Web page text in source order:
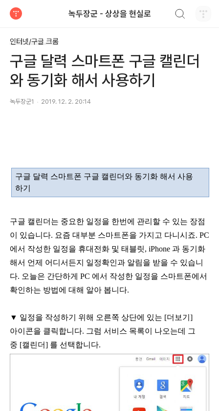
녹두장군 - 상상을 현실로
인터넷/구글 크롬
구글 달력 스마트폰 구글 캘린더
와 동기화 해서 사용하기
녹두장군1 2019. 12. 2. 20:14
구글 달력 스마트폰 구글 캘린더와 동기화 해서 사용
하기
구글 캘린더는 중요한 일정을 한번에 관리할 수 있는 장점
이 있습니다. 요즘 대부분 스마트폰을 가지고 다니시죠. PC
에서 작성한 일정을 휴대전화 및 태블릿, iPhone 과 동기화
해서 언제 어디서든지 일정확인과 알림을 받을 수 있습니
다. 오늘은 간단하게 PC 에서 작성한 일정을 스마트폰에서
확인하는 방법에 대해 알아 봅니다.
▼ 일정을 작성하기 위해 오른쪽 상단에 있는 [더보기 ]
아이콘을 클릭합니다. 그럼 서비스 목록이 나오는데 그
중 [캘린더] 를 선택합니다.